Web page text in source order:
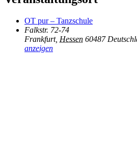
OT pur – Tanzschule
Falkstr. 72-74
Frankfurt, Hessen 60487
anzeigen